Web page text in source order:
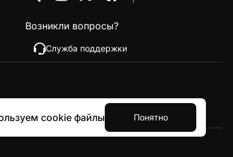
Возникли вопросы?
Служба поддержки
cookie файлы Понятно